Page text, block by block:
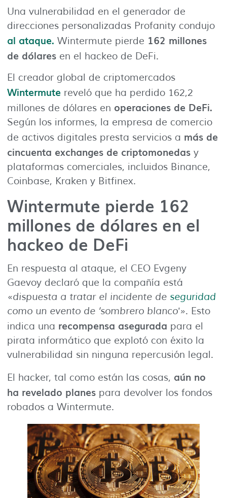
Una vulnerabilidad en el generador de
direcciones personalizadas Profanity condujo
al ataque. Wintermute pierde 162 millones
de dólares en el hackeo de DeFi.
El creador global de criptomercados
Wintermute reveló que ha perdido 162,2
millones de dólares en operaciones de DeFi.
Según los informes, la empresa de comercio
de activos digitales presta servicios a más de
cincuenta exchanges de criptomonedas y
plataformas comerciales, incluidos Binance,
Coinbase, Kraken y Bitfinex.
Wintermute pierde 162
millones de dólares en el
hackeo de DeFi
En respuesta al ataque, el CEO Evgeny
Gaevoy declaró que la compañía está
«dispuesta a tratar el incidente de seguridad
como un evento de ‘sombrero blanco'». Esto
indica una recompensa asegurada para el
pirata informático que explotó con éxito la
vulnerabilidad sin ninguna repercusión legal.
El hacker, tal como están las cosas, aún no
ha revelado planes para devolver los fondos
robados a Wintermute.